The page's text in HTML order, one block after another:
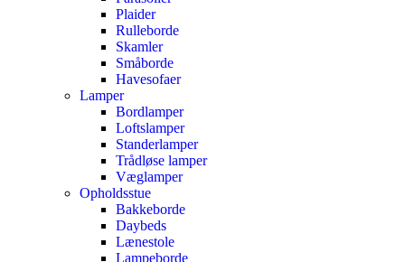
Plaider
Rulleborde
Skamler
Småborde
Havesofaer
Lamper
Bordlamper
Loftslamper
Standerlamper
Trådløse lamper
Væglamper
Opholdsstue
Bakkeborde
Daybeds
Lænestole
Lampeborde